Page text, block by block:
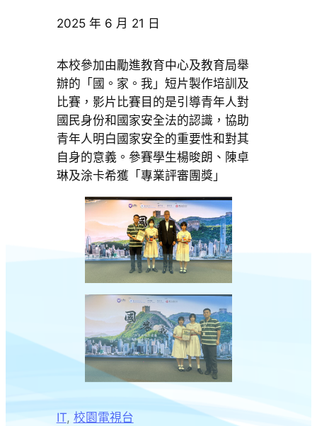
2025 年 6 月 21 日
本校參加由勵進教育中心及教育局舉
辦的「國。家。我」短片製作培訓及
比賽，影片比賽目的是引導青年人對
國民身份和國家安全法的認識，協助
青年人明白國家安全的重要性和對其
自身的意義。參賽學生楊晙朗、陳卓
琳及涂卡希獲「專業評審團獎」
IT, 校園電視台